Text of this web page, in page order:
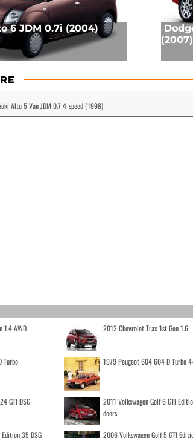
6 JDM 0.7i (2004)
(2007)
Alto 5 Van JDM 0.7 4-speed (1998)
1.4 AWD 2012 Chevrolet Trax 1st Gen 1.6
Turbo 1979 Peugeot 604 604 D Turbo
GTI DSG
2011 Volkswagen Golf 6 GTI
doors
35 DSG
2006 Volkswagen Golf 5 GTI